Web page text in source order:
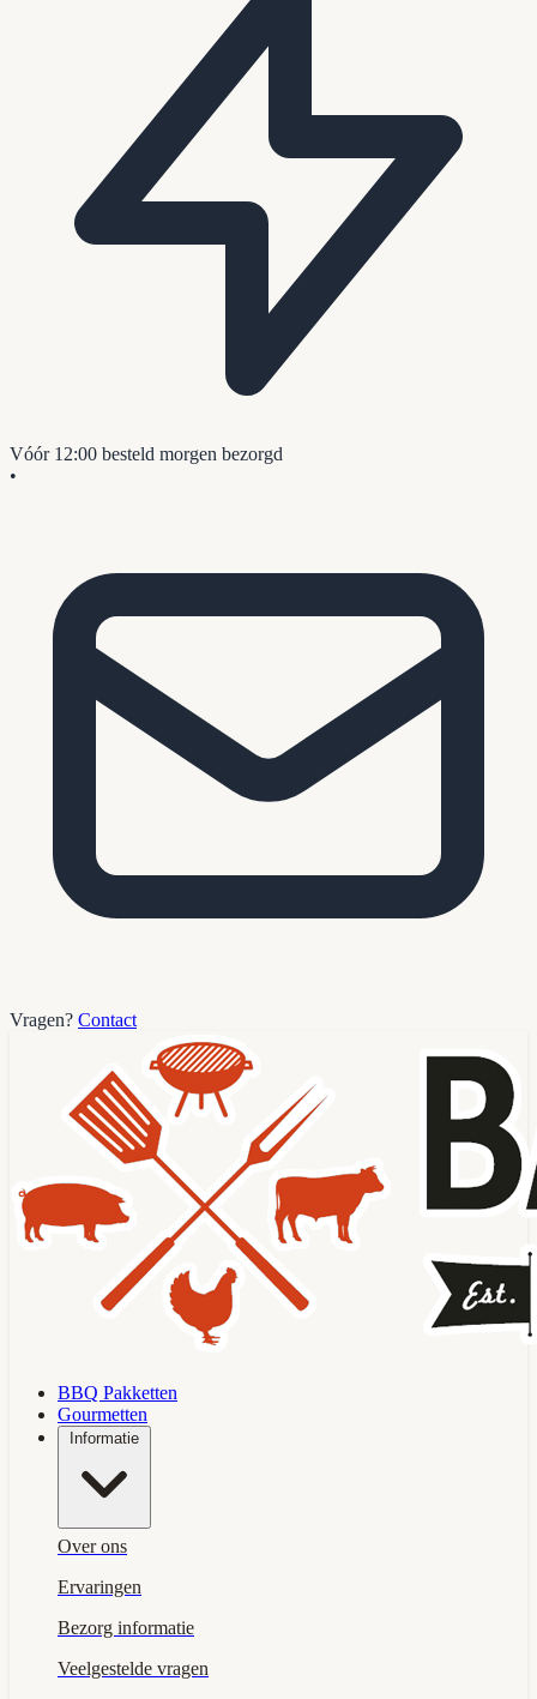
Vóór 12:00 besteld morgen bezorgd
•
Vragen? Contact
BBQ Pakketten
Gourmetten
Informatie
Over ons
Ervaringen
Bezorg informatie
Veelgestelde vragen